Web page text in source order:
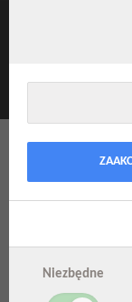
Niezbędne